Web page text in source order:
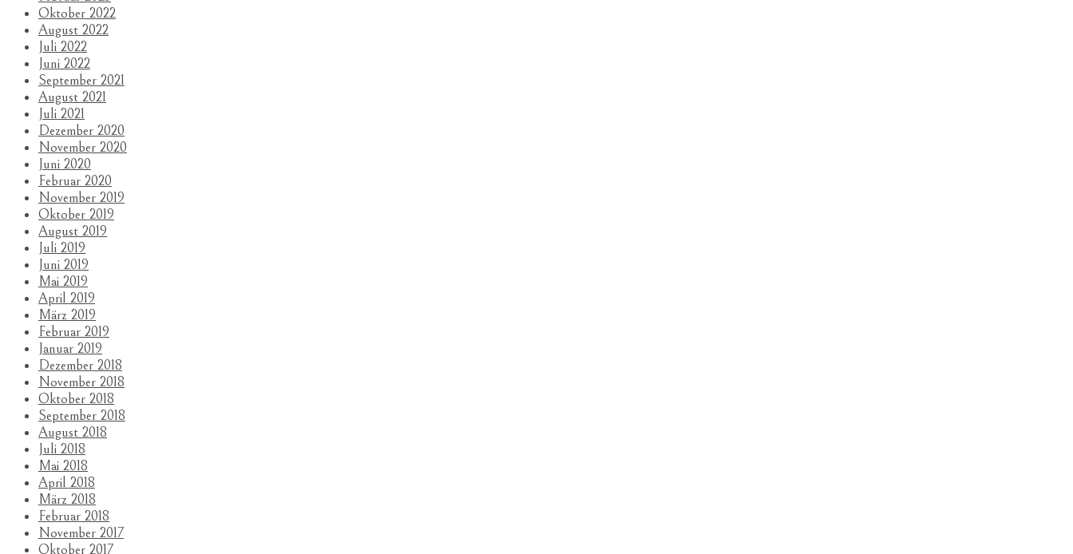
Oktober 2022
August 2022
Juli 2022
Juni 2022
September 2021
August 2021
Juli 2021
Dezember 2020
November 2020
Juni 2020
Februar 2020
November 2019
Oktober 2019
August 2019
Juli 2019
Juni 2019
Mai 2019
April 2019
März 2019
Februar 2019
Januar 2019
Dezember 2018
November 2018
Oktober 2018
September 2018
August 2018
Juli 2018
Mai 2018
April 2018
März 2018
Februar 2018
November 2017
Oktober 2017